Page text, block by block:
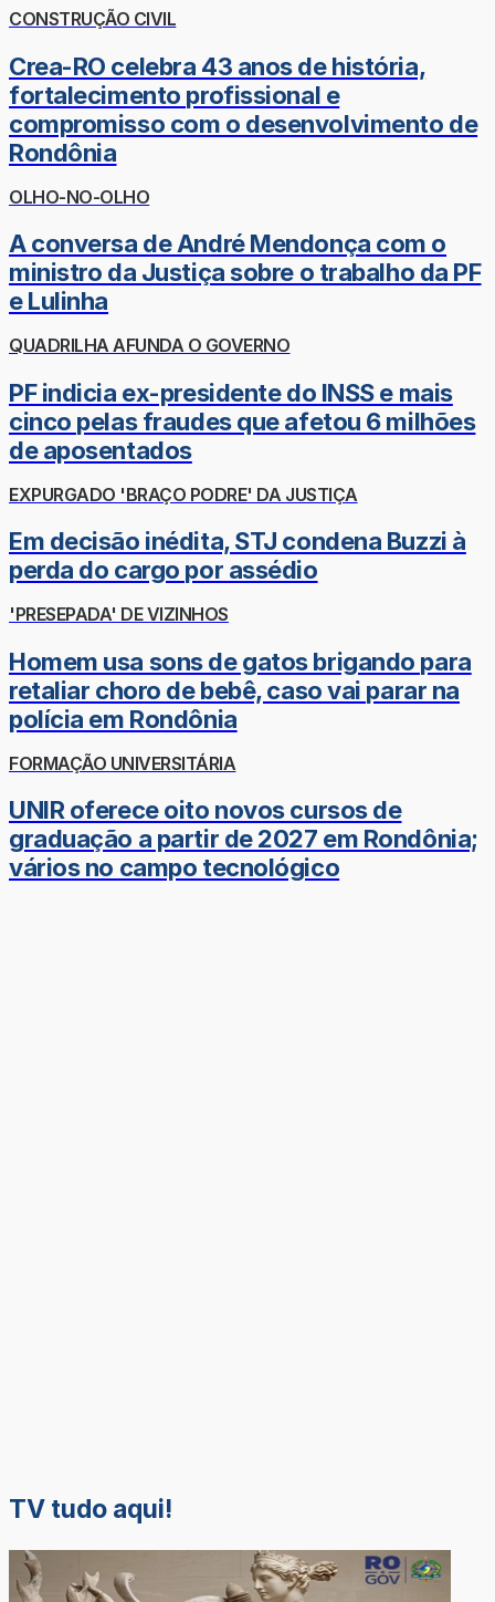
CONSTRUÇÃO CIVIL
Crea-RO celebra 43 anos de história,
fortalecimento profissional e
compromisso com o desenvolvimento de
Rondônia
OLHO-NO-OLHO
A conversa de André Mendonça com o
ministro da Justiça sobre o trabalho da PF
e Lulinha
QUADRILHA AFUNDA O GOVERNO
PF indicia ex-presidente do INSS e mais
cinco pelas fraudes que afetou 6 milhões
de aposentados
EXPURGADO 'BRAÇO PODRE' DA JUSTIÇA
Em decisão inédita, STJ condena Buzzi à
perda do cargo por assédio
'PRESEPADA' DE VIZINHOS
Homem usa sons de gatos brigando para
retaliar choro de bebê, caso vai parar na
polícia em Rondônia
FORMAÇÃO UNIVERSITÁRIA
UNIR oferece oito novos cursos de
graduação a partir de 2027 em Rondônia;
vários no campo tecnológico
TV tudo aqui!